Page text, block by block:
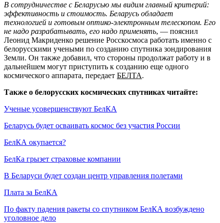
В сотрудничестве с Беларусью мы видим главный критерий:
эффективность и стоимость. Беларусь обладает
технологией и готовым оптико-электронным телескопом. Его
не надо разрабатывать, его надо применять, — пояснил
Леонид Макриденко решение Росскосмоса работать именно с
белорусскими учеными по созданию спутника зондирования
Земли. Он также добавил, что стороны продолжат работу и в
дальнейшем могут приступить к созданию еще одного
космического аппарата, передает БЕЛТА.
Также о белорусских космических спутниках читайте:
Ученые усовершенствуют БелКА
Беларусь будет осваивать космос без участия России
БелКА окупается?
БелКа грызет страховые компании
В Беларуси будет создан центр управления полетами
Плата за БелКА
По факту падения ракеты со спутником БелКА возбуждено
уголовное дело